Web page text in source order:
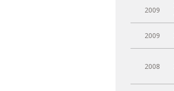
2009
2009
2008